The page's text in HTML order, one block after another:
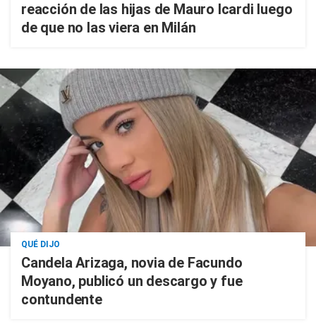
reacción de las hijas de Mauro Icardi luego
de que no las viera en Milán
QUÉ DIJO
Candela Arizaga, novia de Facundo
Moyano, publicó un descargo y fue
contundente